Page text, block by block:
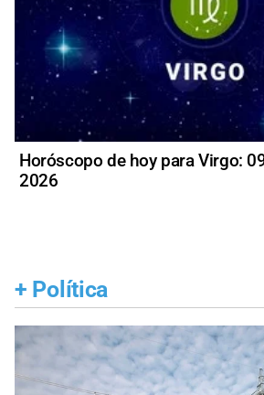
Horóscopo de hoy para Virgo:
2026
+ Política